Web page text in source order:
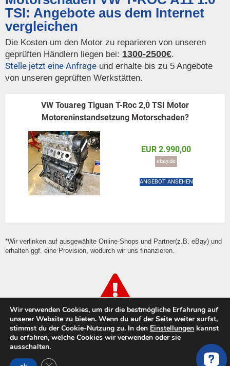
TSI: Angebote aus dem Internet
vergleichen
Die Kosten um den Motor zu reparieren von unseren
geprüften Händlern liegen bei: 1300-2500€.
Stelle jetzt eine Anfrage und erhalte bis zu 5 Angebote
von unseren geprüften Werkstätten.
VW Touareg Tiguan T-Roc 2,0 TSI Motor
Motoreninstandsetzung Motorschaden?
EUR 2.990,00
ebay.de
ANGEBOT ANSEHEN
*Wir verlinken auf ausgewählte Online-Shops und Partner(z.B. eBay) und
erhalten ggf. eine Provision, wodurch wir uns finanzieren.
Achtung vor Betrug & Pfusch!!
Vorsicht bei der Wahl der Werkstatt für die Motorschaden
Reparatur. Gerade im Motoren Markt ist die Zahl
unseriöser “Instandsetzer” sehr groß. Du findest auf
Wir verwenden Cookies, um dir die bestmögliche Erfahrung auf
unserer Website zu bieten. Wenn du auf der Seite weiter surfst,
stimmst du der Cookie-Nutzung zu. In den Einstellungen kannst
du erfahren, welche Cookies wir verwenden oder sie
ausschalten.
GDPR Cookie-Banner schließen